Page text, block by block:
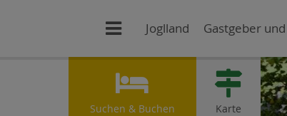

Suchen & Buchen

Karte
 Joglland Gastgeber